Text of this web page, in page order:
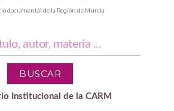
documental de la Región de Murcia
Institucional de la CARM